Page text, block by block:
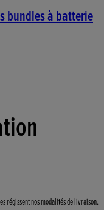
bundles à batterie
régissent nos modalités de livraison.